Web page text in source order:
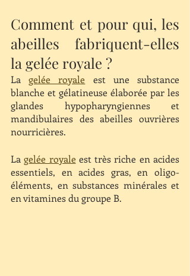
Comment et pour qui, les
abeilles fabriquent-elles
la gelée royale ?
La gelée royale est une substance
blanche et gélatineuse élaborée par les
glandes hypopharyngiennes et
mandibulaires des abeilles ouvrières
nourricières.
La gelée royale est très riche en acides
essentiels, en acides gras, en oligo-
éléments, en substances minérales et
en vitamines du groupe B.